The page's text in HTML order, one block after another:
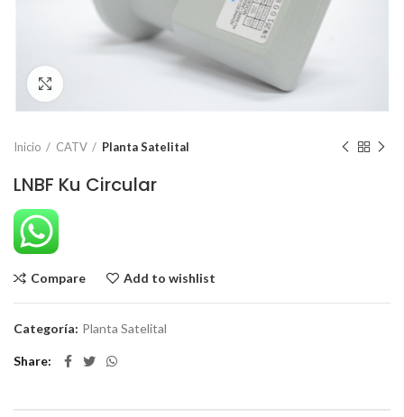
Inicio CATV Planta Satelital
LNBF Ku Circular
Compare Add to wishlist
Categoría: Planta Satelital
Share